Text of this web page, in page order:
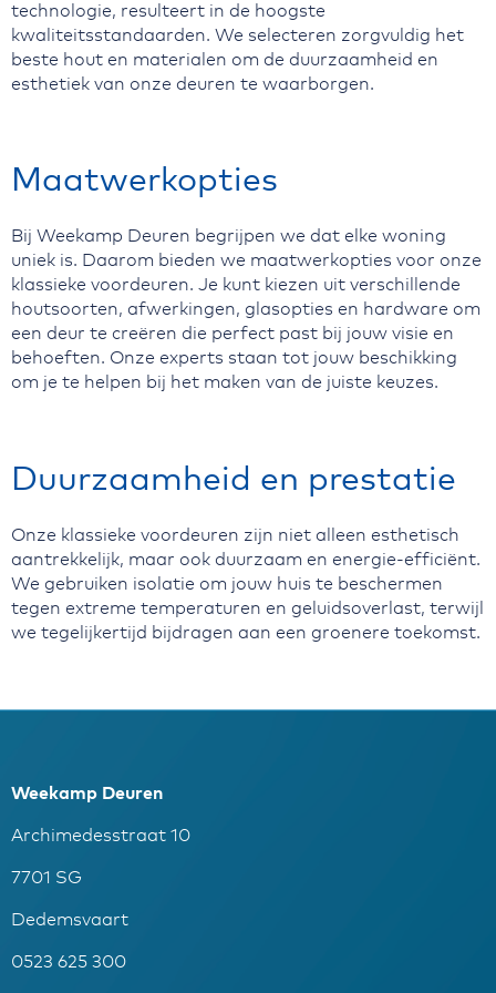
technologie, resulteert in de hoogste
kwaliteitsstandaarden. We selecteren zorgvuldig het
beste hout en materialen om de duurzaamheid en
esthetiek van onze deuren te waarborgen.
Maatwerkopties
Bij Weekamp Deuren begrijpen we dat elke woning
uniek is. Daarom bieden we maatwerkopties voor onze
klassieke voordeuren. Je kunt kiezen uit verschillende
houtsoorten, afwerkingen, glasopties en hardware om
een deur te creëren die perfect past bij jouw visie en
behoeften. Onze experts staan tot jouw beschikking
om je te helpen bij het maken van de juiste keuzes.
Duurzaamheid en prestatie
Onze klassieke voordeuren zijn niet alleen esthetisch
aantrekkelijk, maar ook duurzaam en energie-efficiënt.
We gebruiken isolatie om jouw huis te beschermen
tegen extreme temperaturen en geluidsoverlast, terwijl
we tegelijkertijd bijdragen aan een groenere toekomst.
Weekamp Deuren
Archimedesstraat 10
7701 SG
Dedemsvaart
0523 625 300